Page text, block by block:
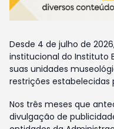
Desde 4 de julho de
institucional do Instituto
suas unidades
restrições estabelecidas
Nos três meses que
divulgação de